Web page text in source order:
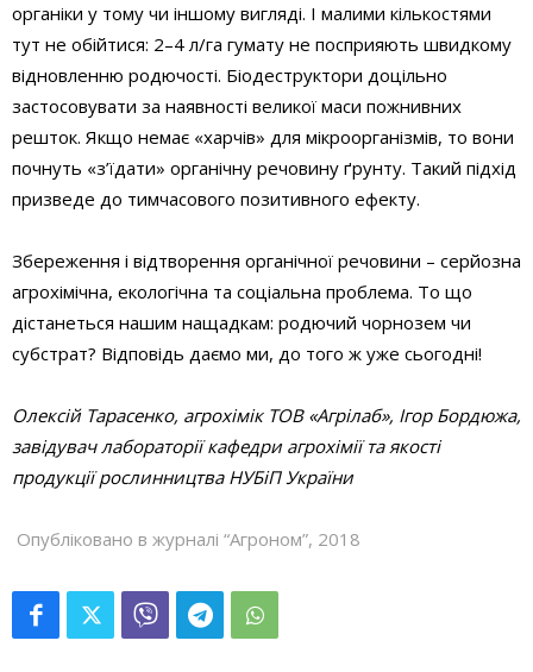
органіки у тому чи іншому вигляді. І малими кількостями
тут не обійтися: 2–4 л/га гумату не посприяють швидкому
відновленню родючості. Біодеструктори доцільно
застосовувати за наявності великої маси пожнивних
решток. Якщо немає «харчів» для мікроорганізмів, то вони
почнуть «з’їдати» органічну речовину ґрунту. Такий підхід
призведе до тимчасового позитивного ефекту.
Збереження і відтворення органічної речовини – серйозна
агрохімічна, екологічна та соціальна проблема. То що
дістанеться нашим нащадкам: родючий чорнозем чи
субстрат? Відповідь даємо ми, до того ж уже сьогодні!
Олексій Тарасенко, агрохімік ТОВ «Агрілаб», Ігор Бордюжа,
завідувач лабораторії кафедри агрохімії та якості
продукції рослинництва НУБіП України
Опубліковано в журналі “Агроном”, 2018